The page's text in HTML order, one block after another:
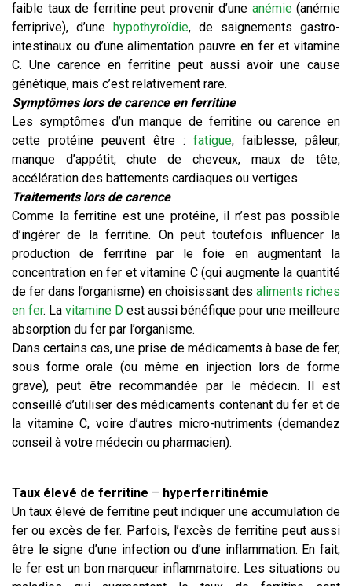
faible taux de ferritine peut provenir d’une anémie(anémie
ferriprive), d’une
hypothyroïdie, de saignements gastro-
intestinaux ou d’une alimentation pauvre en fer et vitamine
C. Une carence en ferritine peut aussi avoir une cause
génétique, mais c’est relativement rare.
Symptômes lors de carence en ferritine
Les symptômes d’un manque de ferritine ou carence en
cette protéine peuvent être : fatigue, faiblesse, pâleur,
manque d’appétit, chute de cheveux, maux de tête,
accélération des battements cardiaques ou vertiges.
Traitements lors de carence
Comme la ferritine est une protéine, il n’est pas possible
d’ingérer de la ferritine. On peut toutefois influencer la
production de ferritine par le foie en augmentant la
concentration en fer et vitamine C (qui augmente la quantité
de fer dans l’organisme) en choisissant des aliments riches
en fer. La vitamine D est aussi bénéfique pour une meilleure
absorption du fer par l’organisme.
Dans certains cas, une prise de médicaments à base de fer,
sous forme orale (ou même en injection lors de forme
grave), peut être recommandée par le médecin. Il est
conseillé d’utiliser des médicaments contenant du fer et de
la vitamine C, voire d’autres micro-nutriments (demandez
conseil à votre médecin ou pharmacien).
Taux élevé de ferritine – hyperferritinémie
Un taux élevé de ferritine peut indiquer une accumulation de
fer ou excès de fer. Parfois, l’excès de ferritine peut aussi
être le signe d’une infection ou d’une inflammation. En fait,
le fer est un bon marqueur inflammatoire. Les situations ou